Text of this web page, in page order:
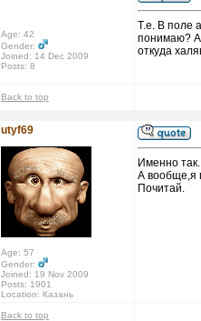
Age: 42
Gender:
Joined: 14 Dec 2009
Posts: 8
Т.е. В поле
понимаю? А
откуда
Back to top
utyf69
Age: 57
Gender:
Joined: 19 Nov 2009
Posts: 1901
Location: Казань
Именно так.
А вообще,я
Почитай.
Back to top